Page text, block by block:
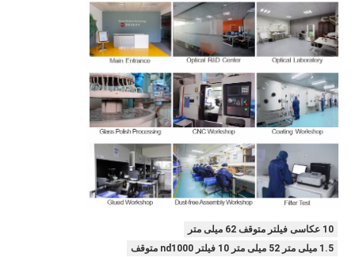
10 عکاسی فیلتر متوقف 62 میلی متر
1.5 میلی متر 52 میلی متر 10 فیلتر nd1000 متوقف